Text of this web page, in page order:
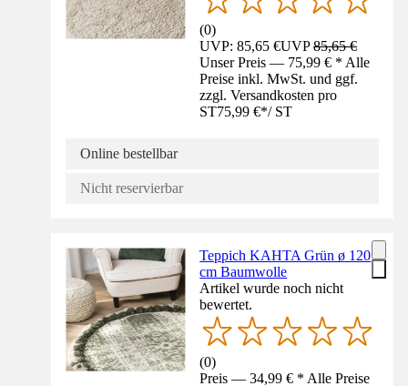
(0)
UVP: 85,65 €UVP85,65 €
Unser Preis — 75,99 € * Alle
Preise inkl. MwSt. und ggf.
zzgl. Versandkosten pro
ST75,99 €*/ ST
Online bestellbar
Nicht reservierbar
Teppich KAHTA Grün ø 120
cm Baumwolle
Artikel wurde noch nicht
bewertet.
(0)
Preis — 34,99 € * Alle Preise